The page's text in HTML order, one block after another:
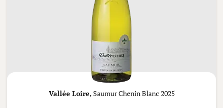
Vallée Loire,Saumur Chenin Blanc 2025